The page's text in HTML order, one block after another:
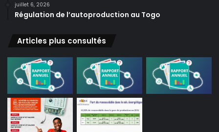
juillet 6, 2026
Régulation de l’autoproduction au Togo
Articles plus consultés